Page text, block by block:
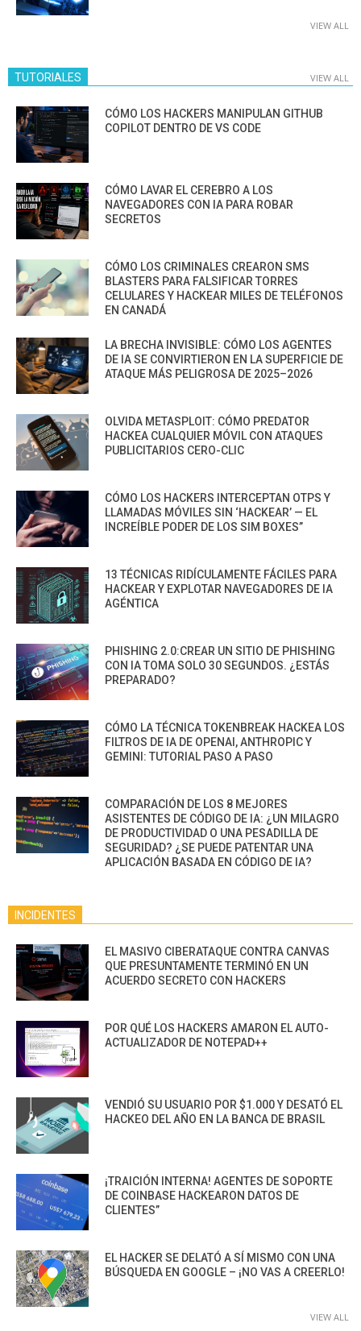
VIEW ALL
TUTORIALES VIEW ALL
CÓMO LOS HACKERS MANIPULAN GITHUB
COPILOT DENTRO DE VS CODE
CÓMO LAVAR EL CEREBRO A LOS
NAVEGADORES CON IA PARA ROBAR
SECRETOS
CÓMO LOS CRIMINALES CREARON SMS
BLASTERS PARA FALSIFICAR TORRES
CELULARES Y HACKEAR MILES DE TELÉFONOS
EN CANADÁ
LA BRECHA INVISIBLE: CÓMO LOS AGENTES
DE IA SE CONVIRTIERON EN LA SUPERFICIE DE
ATAQUE MÁS PELIGROSA DE 2025–2026
OLVIDA METASPLOIT: CÓMO PREDATOR
HACKEA CUALQUIER MÓVIL CON ATAQUES
PUBLICITARIOS CERO-CLIC
CÓMO LOS HACKERS INTERCEPTAN OTPS Y
LLAMADAS MÓVILES SIN ‘HACKEAR’ — EL
INCREÍBLE PODER DE LOS SIM BOXES”
13 TÉCNICAS RIDÍCULAMENTE FÁCILES PARA
HACKEAR Y EXPLOTAR NAVEGADORES DE IA
AGÉNTICA
PHISHING 2.0:CREAR UN SITIO DE PHISHING
CON IA TOMA SOLO 30 SEGUNDOS. ¿ESTÁS
PREPARADO?
CÓMO LA TÉCNICA TOKENBREAK HACKEA LOS
FILTROS DE IA DE OPENAI, ANTHROPIC Y
GEMINI: TUTORIAL PASO A PASO
COMPARACIÓN DE LOS 8 MEJORES
ASISTENTES DE CÓDIGO DE IA: ¿UN MILAGRO
DE PRODUCTIVIDAD O UNA PESADILLA DE
SEGURIDAD? ¿SE PUEDE PATENTAR UNA
APLICACIÓN BASADA EN CÓDIGO DE IA?
INCIDENTES
EL MASIVO CIBERATAQUE CONTRA CANVAS
QUE PRESUNTAMENTE TERMINÓ EN UN
ACUERDO SECRETO CON HACKERS
POR QUÉ LOS HACKERS AMARON EL AUTO-
ACTUALIZADOR DE NOTEPAD++
VENDIÓ SU USUARIO POR $1.000 Y DESATÓ EL
HACKEO DEL AÑO EN LA BANCA DE BRASIL
¡TRAICIÓN INTERNA! AGENTES DE SOPORTE
DE COINBASE HACKEARON DATOS DE
CLIENTES”
EL HACKER SE DELATÓ A SÍ MISMO CON UNA
BÚSQUEDA EN GOOGLE – ¡NO VAS A CREERLO!
VIEW ALL